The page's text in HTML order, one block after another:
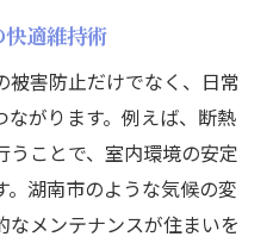
適維持術
被害防止だけでなく、日常
がります。例えば、断熱
ことで、室内環境の安定
湖南市のような気候の変
メンテナンスが住まいを